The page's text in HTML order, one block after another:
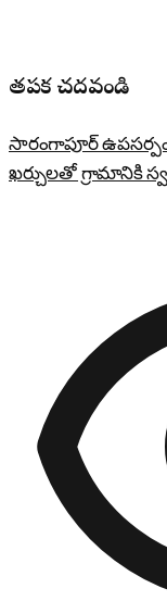
తప్పక చదవండి
సారంగాపూర్
ఖర్చులతో గ్రామానికి